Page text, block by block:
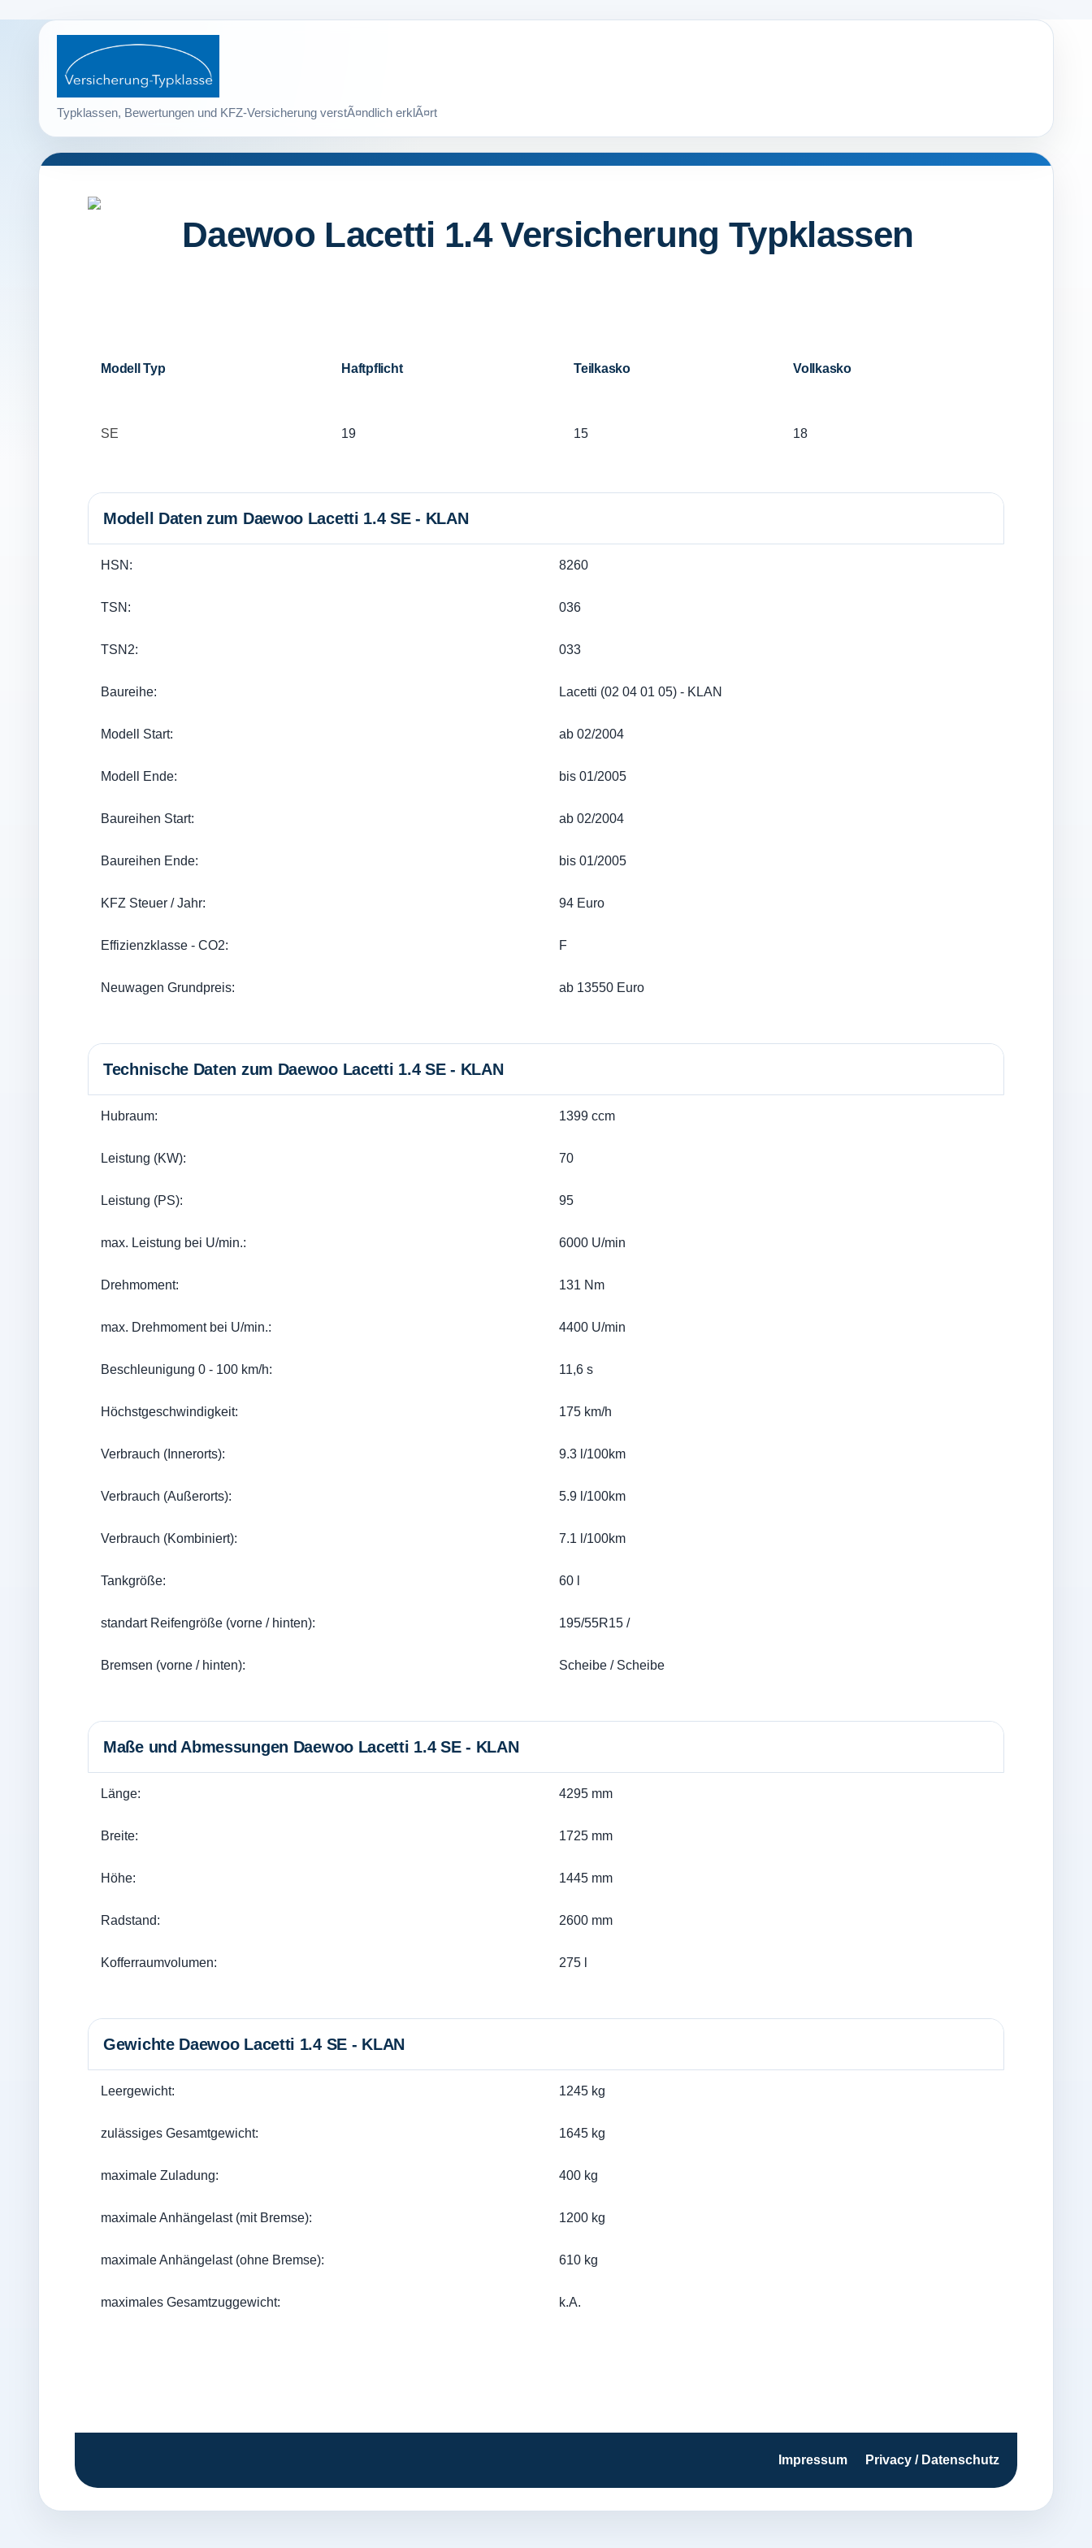
Daewoo Lacetti 1.4 Versicherung Typklassen
Modell Typ Haftpflicht Teilkasko Vollkasko
SE 19 15 18
Modell Daten zum Daewoo Lacetti 1.4 SE - KLAN
HSN: 8260
TSN: 036
TSN2: 033
Baureihe: Lacetti (02 04 01 05) - KLAN
Modell Start: ab 02/2004
Modell Ende: bis 01/2005
Baureihen Start: ab 02/2004
Baureihen Ende: bis 01/2005
KFZ Steuer / Jahr: 94 Euro
Effizienzklasse - CO2: F
Neuwagen Grundpreis: ab 13550 Euro
Technische Daten zum Daewoo Lacetti 1.4 SE - KLAN
Hubraum: 1399 ccm
Leistung (KW): 70
Leistung (PS): 95
max. Leistung bei U/min.: 6000 U/min
Drehmoment: 131 Nm
max. Drehmoment bei U/min.: 4400 U/min
Beschleunigung 0 - 100 km/h: 11,6 s
Höchstgeschwindigkeit: 175 km/h
Verbrauch (Innerorts): 9.3 l/100km
Verbrauch (Außerorts): 5.9 l/100km
Verbrauch (Kombiniert): 7.1 l/100km
Tankgröße: 60 l
standart Reifengröße (vorne / hinten): 195/55R15 /
Bremsen (vorne / hinten): Scheibe / Scheibe
Maße und Abmessungen Daewoo Lacetti 1.4 SE - KLAN
Länge: 4295 mm
Breite: 1725 mm
Höhe: 1445 mm
Radstand: 2600 mm
Kofferraumvolumen: 275 l
Gewichte Daewoo Lacetti 1.4 SE - KLAN
Leergewicht: 1245 kg
zulässiges Gesamtgewicht: 1645 kg
maximale Zuladung: 400 kg
maximale Anhängelast (mit Bremse): 1200 kg
maximale Anhängelast (ohne Bremse): 610 kg
maximales Gesamtzuggewicht: k.A.
Impressum Privacy / Datenschutz